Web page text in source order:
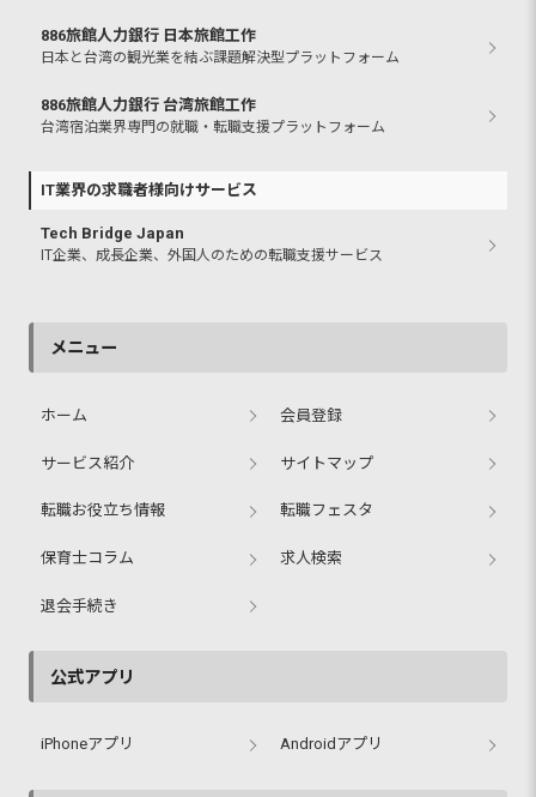
886旅館人力銀行 日本旅館工作
日本と台湾の観光業を結ぶ課題解決型プラットフォーム
886旅館人力銀行 台湾旅館工作
台湾宿泊業界専門の就職・転職支援プラットフォーム
IT業界の求職者様向けサービス
Tech Bridge Japan
IT企業、成長企業、外国人のための転職支援サービス
メニュー
ホーム 会員登録
サービス紹介 サイトマップ
転職お役立ち情報 転職フェスタ
保育士コラム 求人検索
退会手続き
公式アプリ
iPhoneアプリ Androidアプリ